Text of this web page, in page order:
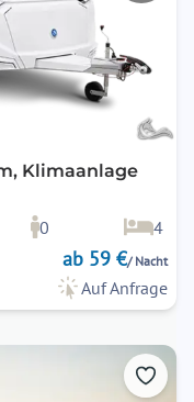
Klimaanlage
0
4
ab 59 €/ Nacht
Auf Anfrage